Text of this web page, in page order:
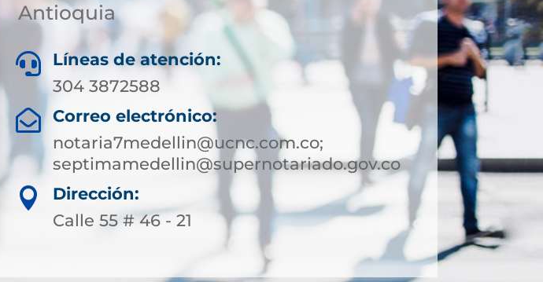
Antioquia

Líneas de atención:
304 3872588

Correo electrónico:
notaria7medellin@ucnc.com.co;
septimamedellin@supernotariado.gov.co

Dirección:
Calle 55 # 46 - 21